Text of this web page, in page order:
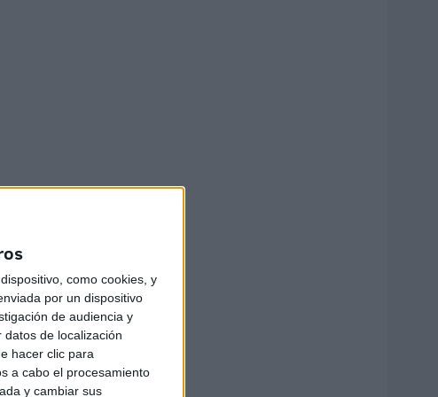
como cookies, y
por un dispositivo
de audiencia y
de localización
hacer clic para
a cabo el procesamiento
y cambiar sus